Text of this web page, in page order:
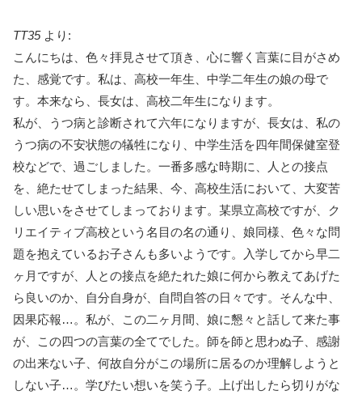
TT35 より:
こんにちは、色々拝見させて頂き、心に響く言葉に目がさめ
た、感覚です。私は、高校一年生、中学二年生の娘の母で
す。本来なら、長女は、高校二年生になります。
私が、うつ病と診断されて六年になりますが、長女は、私の
うつ病の不安状態の犠牲になり、中学生活を四年間保健室登
校などで、過ごしました。一番多感な時期に、人との接点
を、絶たせてしまった結果、今、高校生活において、大変苦
しい思いをさせてしまっております。某県立高校ですが、ク
リエイティブ高校という名目の名の通り、娘同様、色々な問
題を抱えているお子さんも多いようです。入学してから早二
ヶ月ですが、人との接点を絶たれた娘に何から教えてあげた
ら良いのか、自分自身が、自問自答の日々です。そんな中、
因果応報…。私が、この二ヶ月間、娘に懇々と話して来た事
が、この四つの言葉の全てでした。師を師と思わぬ子、感謝
の出来ない子、何故自分がこの場所に居るのか理解しようと
しない子…。学びたい想いを笑う子。上げ出したら切りがな